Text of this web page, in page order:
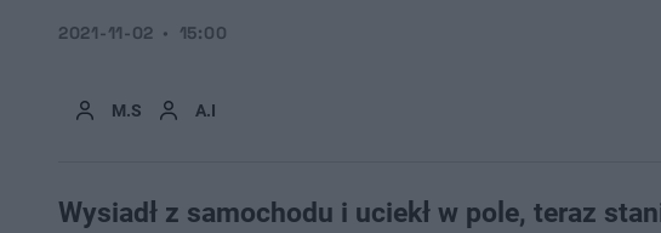
M.S A.I
2021-11-02 15:00
Wysiadł z samochodu i uciekł w pole, teraz